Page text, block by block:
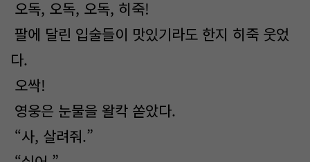
오독, 오독, 오독, 히죽!
팔에 달린 입술들이 맛있기라도 한지 히죽 웃었
다.
오싹!
영웅은 눈물을 왈칵 쏟았다.
“사, 살려줘.”